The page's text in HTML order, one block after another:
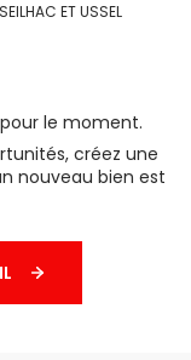
ET USSEL
le moment.
créez une
nouveau bien est